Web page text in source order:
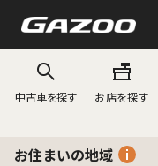
中古車を探す お店を探す
お住まいの地域